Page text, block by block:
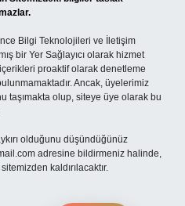
Bilgi Teknolojileri ve İletişim
bir Yer Sağlayıcı olarak hizmet
proaktif olarak denetleme
Ancak, üyelerimiz
taşımakta olup, siteye üye olarak bu
olduğunu düşündüğünüz
adresine bildirmeniz halinde,
kaldırılacaktır.